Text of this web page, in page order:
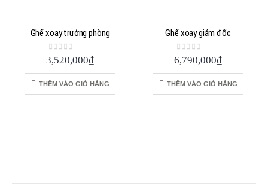
Ghế xoay trưởng phòng
0 out of 5
3,520,000₫
THÊM VÀO GIỎ HÀNG
Ghế xoay giám đốc
0 out of 5
6,790,000₫
THÊM VÀO GIỎ HÀNG